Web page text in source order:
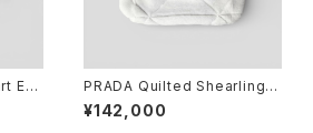
Es
PRADA Quilted Shearling T
ote Bag Dyed Sheep Fur
White
¥142,000